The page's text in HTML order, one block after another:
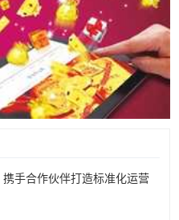
手合作伙伴打造标准化运营